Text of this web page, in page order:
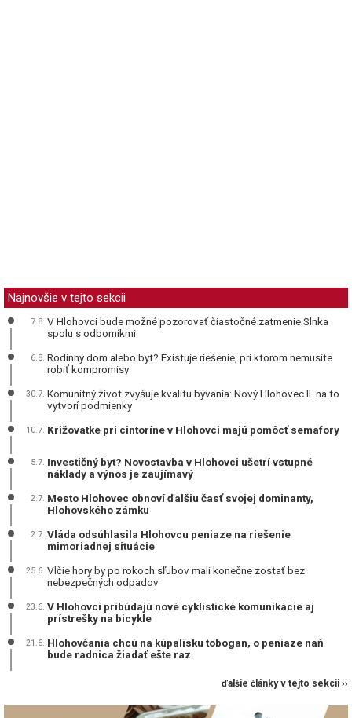
Najnovšie v tejto sekcii
7.8. V Hlohovci bude možné pozorovať čiastočné zatmenie Slnka
spolu s odborníkmi
6.8. Rodinný dom alebo byt? Existuje riešenie, pri ktorom nemusíte
robiť kompromisy
30.7. Komunitný život zvyšuje kvalitu bývania: Nový Hlohovec II. na to
vytvorí podmienky
10.7. Križovatke pri cintoríne v Hlohovci majú pomôcť semafory
5.7. Investičný byt? Novostavba v Hlohovci ušetrí vstupné
náklady a výnos je zaujímavý
2.7. Mesto Hlohovec obnoví ďalšiu časť svojej dominanty,
Hlohovského zámku
2.7. Vláda odsúhlasila Hlohovcu peniaze na riešenie
mimoriadnej situácie
25.6. Vlčie hory by po rokoch sľubov mali konečne zostať bez
nebezpečných odpadov
23.6. V Hlohovci pribúdajú nové cyklistické komunikácie aj
prístrešky na bicykle
21.6. Hlohovčania chcú na kúpalisku tobogan, o peniaze naň
bude radnica žiadať ešte raz
ďalšie články v tejto sekcii ››